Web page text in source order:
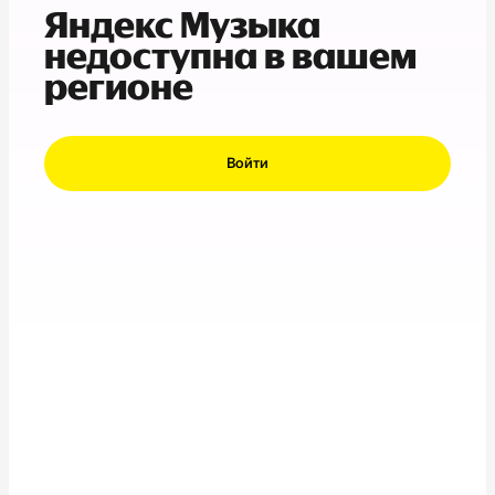
Яндекс Музыка
недоступна в вашем
регионе
Войти